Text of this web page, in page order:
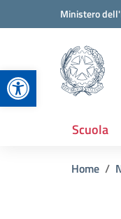
Apri la
Vai ai contenuti
Vai al menu diMinistero
Scuola
Home